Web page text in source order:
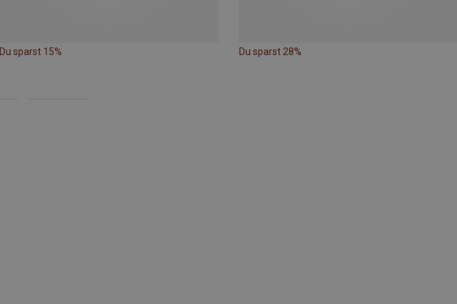
Du sparst 15% Du sparst 28%